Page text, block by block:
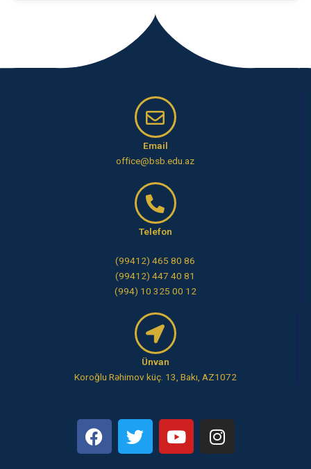
Email
office@bsb.edu.az
Telefon
(99412) 465 80 86
(99412) 447 40 81
(994) 10 325 00 12
Ünvan
Koroğlu Rəhimov küç. 13, Bakı, AZ1072
a
c
e
w
i
t
o
u
t
n
s
t